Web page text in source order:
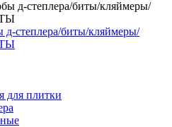
д-степлера/биты/кляймеры/
для плитки